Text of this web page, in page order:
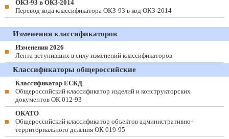
ОКЗ-93 в ОКЗ-2014
Перевод кода классификатора ОКЗ-93 в код ОКЗ-2014
Изменения классификаторов
Изменения 2026
Лента вступивших в силу изменений классификаторов
Классификаторы общероссийские
Классификатор ЕСКД
Общероссийский классификатор изделий и конструкторских
документов ОК 012-93
ОКАТО
Общероссийский классификатор объектов административно-
территориального деления ОК 019-95